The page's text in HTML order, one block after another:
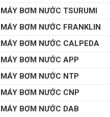
MÁY BƠM NƯỚC TSURUMI
MÁY BƠM NƯỚC FRANKLIN
MÁY BƠM NƯỚC CALPEDA
MÁY BƠM NƯỚC APP
MÁY BƠM NƯỚC NTP
MÁY BƠM NƯỚC CNP
MÁY BƠM NƯỚC DAB